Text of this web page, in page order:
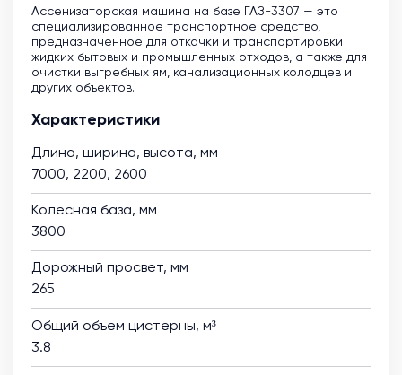
Ассенизаторская машина на базе ГАЗ-3307 — это
специализированное транспортное средство,
предназначенное для откачки и транспортировки
жидких бытовых и промышленных отходов, а также для
очистки выгребных ям, канализационных колодцев и
других объектов.
Характеристики
Длина, ширина, высота, мм
7000, 2200, 2600
Колесная база, мм
3800
Дорожный просвет, мм
265
Общий объем цистерны, м³
3.8